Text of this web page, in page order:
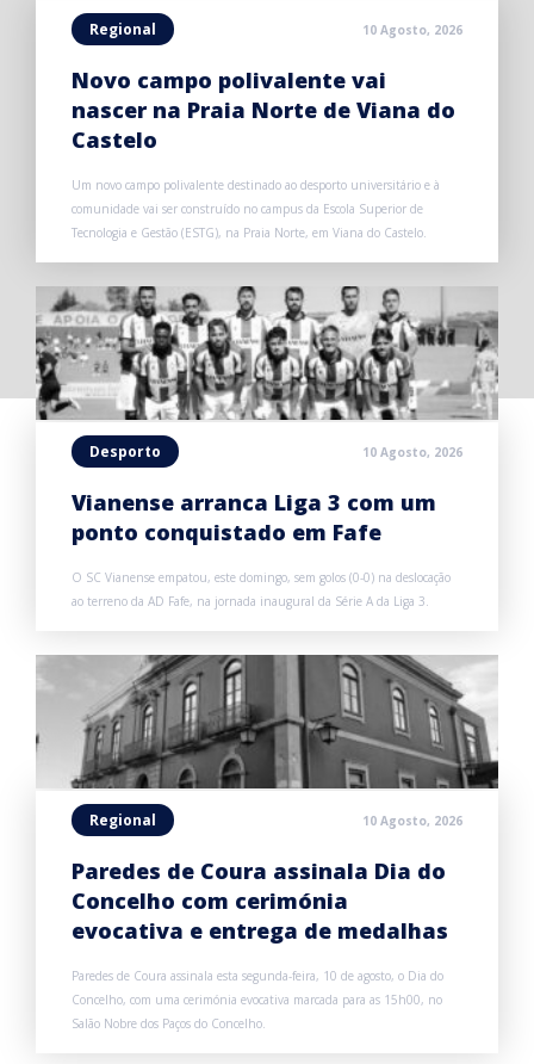
Regional 10 Agosto, 2026
Novo campo polivalente vai
nascer na Praia Norte de Viana do
Castelo
Um novo campo polivalente destinado ao desporto universitário e à
comunidade vai ser construído no campus da Escola Superior de
Tecnologia e Gestão (ESTG), na Praia Norte, em Viana do Castelo.
Desporto 10 Agosto, 2026
Vianense arranca Liga 3 com um
ponto conquistado em Fafe
O SC Vianense empatou, este domingo, sem golos (0-0) na deslocação
ao terreno da AD Fafe, na jornada inaugural da Série A da Liga 3.
Regional 10 Agosto, 2026
Paredes de Coura assinala Dia do
Concelho com cerimónia
evocativa e entrega de medalhas
Paredes de Coura assinala esta segunda-feira, 10 de agosto, o Dia do
Concelho, com uma cerimónia evocativa marcada para as 15h00, no
Salão Nobre dos Paços do Concelho.